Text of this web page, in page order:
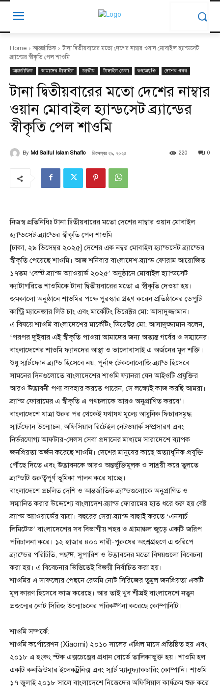
Home আন্তর্জাতিক
টানা দ্বিতীয়বারের মতো দেশের নাম্বার ওয়ান মোবাইল হ্যান্ডসেট
ব্র্যান্ডের স্বীকৃতি পেল শাওমি
আন্তর্জাতিক আমাদের টাঙ্গাইল জাতীয় টাঙ্গাইল জেলা তথ্যপ্রযুক্তি দেশের খবর
টানা দ্বিতীয়বারের মতো দেশের নাম্বার
ওয়ান মোবাইল হ্যান্ডসেট ব্র্যান্ডের
স্বীকৃতি পেল শাওমি
By Md Saiful Islam Shaflo ডিসেম্বর ২৯, ২০২৫ 0
220
নিজস্ব প্রতিনিধিঃ টানা দ্বিতীয়বারের মতো দেশের নাম্বার ওয়ান মোবাইল
হ্যান্ডসেট ব্র্যান্ডের স্বীকৃতি পেল শাওমি
[ঢাকা, ২৯ ডিসেম্বর ২০২৫] দেশের এক নম্বর মোবাইল হ্যান্ডসেট ব্র্যান্ডের
স্বীকৃতি পেয়েছে শাওমি। আজ শনিবার বাংলাদেশ ব্র্যান্ড ফোরাম আয়োজিত
১৭তম ‘বেস্ট ব্র্যান্ড অ্যাওয়ার্ড ২০২৫’ অনুষ্ঠানে মোবাইল হ্যান্ডসেট
ক্যাটাগরিতে শাওমিকে টানা দ্বিতীয়বারের মতো এ স্বীকৃতি দেওয়া হয়।
জমকালো অনুষ্ঠানে শাওমির পক্ষে পুরস্কার গ্রহণ করেন প্রতিষ্ঠানের ডেপুটি
কান্ট্রি ম্যানেজার লিউ চাং এবং মার্কেটিং ডিরেক্টর মো: আসাদুজ্জামান।
এ বিষয়ে শাওমি বাংলাদেশের মার্কেটিং ডিরেক্টর মো: আসাদুজ্জামান বলেন,
‘পরপর দুইবার এই স্বীকৃতি পাওয়া আমাদের জন্য অত্যন্ত গর্বের ও সম্মানের।
বাংলাদেশের শাওমি ফ্যানদের আস্থা ও ভালোবাসাই এ অর্জনের মূল শক্তি।
শুধু স্মার্টফোন ব্র্যান্ড হিসেবে নয়, পূর্নাঙ্গ টেকনোলোজি ব্র্যান্ড হিসেবে
সামনের দিনগুলোতে বাংলাদেশের শাওমি ফ্যানরা যেন আইওটি প্রযুক্তির
আরও উদ্ভাবনী পণ্য ব্যবহার করতে পারেন, সে লক্ষ্যেই কাজ করছি আমরা।
ব্র্যান্ড ফোরামের এ স্বীকৃতি এ পথচলাকে আরও অনুপ্রাণিত করবে’।
বাংলাদেশে যাত্রা শুরুর পর থেকেই যথাযথ মূল্যে আধুনিক ফিচারসমৃদ্ধ
স্মার্টফোন উন্মোচন, অফিসিয়াল রিটেইল নেটওয়ার্ক সম্প্রসারণ এবং
নির্ভরযোগ্য আফটার-সেলস সেবা প্রদানের মাধ্যমে সারাদেশে ব্যাপক
জনপ্রিয়তা অর্জন করেছে শাওমি। দেশের মানুষের কাছে অত্যাধুনিক প্রযুক্তি
পৌঁছে দিতে এবং উদ্ভাবনকে আরও অন্তর্ভুক্তিমূলক ও সাশ্রয়ী করে তুলতে
ব্র্যান্ডটি গুরুত্বপূর্ণ ভূমিকা পালন করে যাচ্ছে।
বাংলাদেশে প্রচলিত দেশি ও আন্তর্জাতিক ব্র্যান্ডগুলোকে অনুপ্রাণিত ও
সম্মানিত করার উদ্দেশ্যে বাংলাদেশ ব্র্যান্ড ফোরামের হাত ধরে শুরু হয় বেষ্ট
ব্র্যান্ড অ্যাওয়ার্ডের যাত্রা। বছরের সেরা ব্র্যান্ড বাছাই করতে ‘এনসার্চ
লিমিটেড’ বাংলাদেশের সব বিভাগীয় শহর ও গ্রামাঞ্চল জুড়ে একটি জরিপ
পরিচালনা করে। ১২ হাজার ৪০০ নারী-পুরুষের অংশ্রগ্রহণে এ জরিপে
ব্র্যান্ডের পরিচিতি, পছন্দ, সুপারিশ ও উদ্ভাবনের মতো বিষয়গুলো বিবেচনা
করা হয়। এ বিবেচনার ভিত্তিতেই বিজয়ী নির্বাচিত করা হয়।
শাওমির এ সাফল্যের পেছনে রেডমি নোট সিরিজের তুমুল জনপ্রিয়তা একটি
মূল কারণ হিসেবে কাজ করেছে। আর তাই খুব শীঘ্রই বাংলাদেশে নতুন
প্রজন্মের নোট সিরিজ উন্মোচনের পরিকল্পনা করেছে কোম্পানিটি।
শাওমি সম্পর্কে:
শাওমি কর্পোরেশন (Xiaomi) ২০১০ সালের এপ্রিল মাসে প্রতিষ্ঠিত হয় এবং
২০১৮ এ হংকং স্টক এক্সচেঞ্জের প্রধান বোর্ডে তালিকাভুক্ত হয়। শাওমি হল
একটি কনজিউমার ইলেকট্রনিক্স এবং স্মার্ট ম্যানুফ্যাকচারিং কোম্পানি। শাওমি
১৭ জুলাই ২০১৮ সালে বাংলাদেশে নিজেদের অফিসিয়াল কার্যক্রম শুরু করে